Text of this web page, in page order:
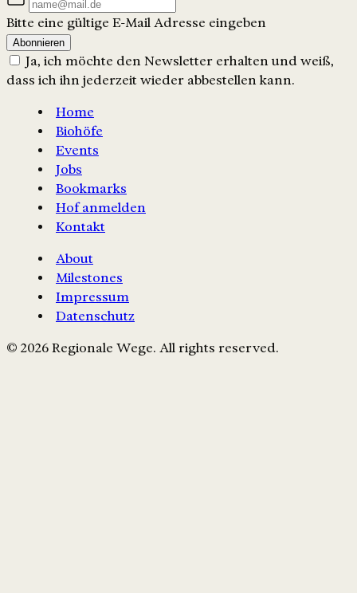
Bitte eine gültige E-Mail Adresse eingeben
Abonnieren
Ja, ich möchte den Newsletter erhalten und weiß,
dass ich ihn jederzeit wieder abbestellen kann.
Home
Biohöfe
Events
Jobs
Bookmarks
Hof anmelden
Kontakt
About
Milestones
Impressum
Datenschutz
© 2026 Regionale Wege. All rights reserved.